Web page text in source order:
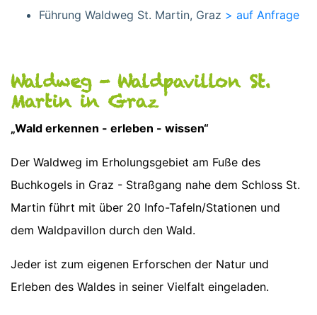
Führung Waldweg St. Martin, Graz > auf Anfrage
Waldweg - Waldpavillon St.
Martin in Graz
„Wald erkennen - erleben - wissen“
Der Waldweg im Erholungsgebiet am Fuße des
Buchkogels in Graz - Straßgang nahe dem Schloss St.
Martin führt mit über 20 Info-Tafeln/Stationen und
dem Waldpavillon durch den Wald.
Jeder ist zum eigenen Erforschen der Natur und
Erleben des Waldes in seiner Vielfalt eingeladen.